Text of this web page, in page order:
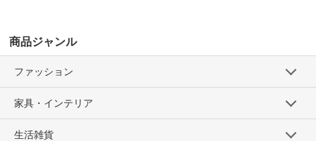
商品ジャンル
ファッション
家具・インテリア
生活雑貨